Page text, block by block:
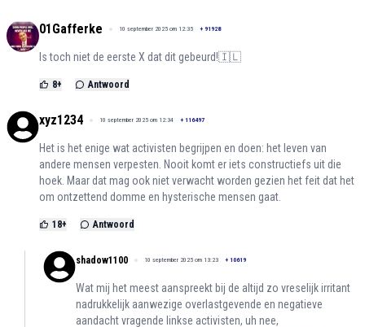
01Gafferke 10 september 2025 om 12:35 + 91928
Is toch niet de eerste X dat dit gebeurd!🇮🇱
8+ Antwoord
xyz1234 10 september 2025 om 12:34 + 116497
Het is het enige wat activisten begrijpen en doen: het leven van
andere mensen verpesten. Nooit komt er iets constructiefs uit die
hoek. Maar dat mag ook niet verwacht worden gezien het feit dat het
om ontzettend domme en hysterische mensen gaat.
18+ Antwoord
shadow1100 10 september 2025 om 13:23 + 10619
Wat mij het meest aanspreekt bij de altijd zo vreselijk irritant
nadrukkelijk aanwezige overlastgevende en negatieve
aandacht vragende linkse activisten, uh nee,